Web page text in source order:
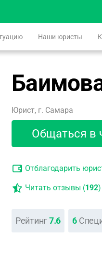
Наши юристы
Юрист, г. Самара
Общаться в
Отблагодарить
Читать отзывы (192)
7.6
Рейтинг 6